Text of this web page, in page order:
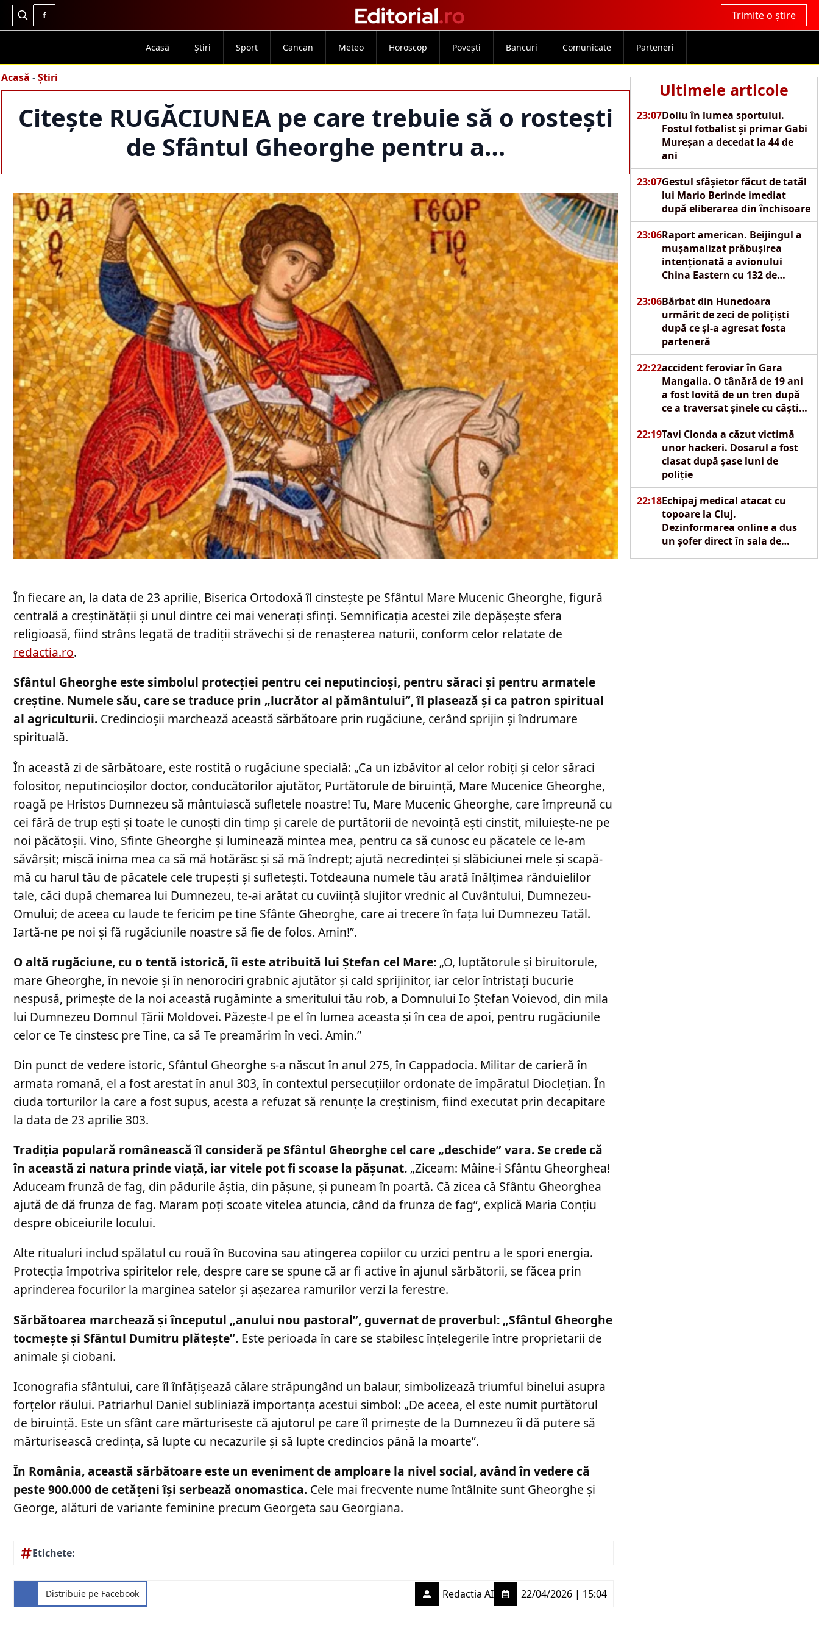
Search
Trimite o știre
Acasă Știri Sport Cancan Meteo Horoscop Povești Bancuri Comunicate Parteneri
Acasă -Știri
Citește RUGĂCIUNEA pe care trebuie să o rostești
de Sfântul Gheorghe pentru a…
Ultimele articole
23:07Doliu în lumea sportului.
Fostul fotbalist și primar Gabi
Mureșan a decedat la 44 de
ani
23:07Gestul sfâșietor făcut de tatăl
lui Mario Berinde imediat
după eliberarea din închisoare
23:06Raport american. Beijingul a
mușamalizat prăbușirea
intenționată a avionului
China Eastern cu 132 de
oameni la bord
23:06Bărbat din Hunedoara
urmărit de zeci de polițiști
după ce și-a agresat fosta
parteneră
22:22accident feroviar în Gara
Mangalia. O tânără de 19 ani
a fost lovită de un tren după
ce a traversat șinele cu căștin
urechi
22:19Tavi Clonda a căzut victimă
unor hackeri. Dosarul a fost
clasat după șase luni de
poliție
22:18Echipaj medical atacat cu
topoare la Cluj.
Dezinformarea online a dus
un șofer direct în sala de
operație
În fiecare an, la data de 23 aprilie, Biserica Ortodoxă îl cinstește pe Sfântul Mare Mucenic Gheorghe, figură
centrală a creștinătății și unul dintre cei mai venerați sfinți. Semnificația acestei zile depășește sfera
religioasă, fiind strâns legată de tradiții străvechi și de renașterea naturii, conform celor relatate de
redactia.ro.
Sfântul Gheorghe este simbolul protecției pentru cei neputincioși, pentru săraci și pentru armatele
creștine. Numele său, care se traduce prin „lucrător al pământului”, îl plasează și ca patron spiritual
al agriculturii. Credincioșii marchează această sărbătoare prin rugăciune, cerând sprijin și îndrumare
spirituală.
În această zi de sărbătoare, este rostită o rugăciune specială: „Ca un izbăvitor al celor robiţi şi celor săraci
folositor, neputincioşilor doctor, conducătorilor ajutător, Purtătorule de biruinţă, Mare Mucenice Gheorghe,
roagă pe Hristos Dumnezeu să mântuiască sufletele noastre! Tu, Mare Mucenic Gheorghe, care împreună cu
cei fără de trup ești și toate le cunoști din timp și carele de purtătorii de nevoință ești cinstit, miluiește-ne pe
noi păcătoșii. Vino, Sfinte Gheorghe și luminează mintea mea, pentru ca să cunosc eu păcatele ce le-am
săvârșit; mișcă inima mea ca să mă hotărăsc și să mă îndrept; ajută necredinței și slăbiciunei mele și scapă-
mă cu harul tău de păcatele cele trupești și sufletești. Totdeauna numele tău arată înălțimea rânduielilor
tale, căci după chemarea lui Dumnezeu, te-ai arătat cu cuviință slujitor vrednic al Cuvântului, Dumnezeu-
Omului; de aceea cu laude te fericim pe tine Sfânte Gheorghe, care ai trecere în fața lui Dumnezeu Tatăl.
Iartă-ne pe noi și fă rugăciunile noastre să fie de folos. Amin!”.
O altă rugăciune, cu o tentă istorică, îi este atribuită lui Ștefan cel Mare: „O, luptătorule și biruitorule,
mare Gheorghe, în nevoie și în nenorociri grabnic ajutător și cald sprijinitor, iar celor întristați bucurie
nespusă, primește de la noi această rugăminte a smeritului tău rob, a Domnului Io Ştefan Voievod, din mila
lui Dumnezeu Domnul Ţării Moldovei. Păzeşte-l pe el în lumea aceasta şi în cea de apoi, pentru rugăciunile
celor ce Te cinstesc pre Tine, ca să Te preamărim în veci. Amin.”
Din punct de vedere istoric, Sfântul Gheorghe s-a născut în anul 275, în Cappadocia. Militar de carieră în
armata romană, el a fost arestat în anul 303, în contextul persecuțiilor ordonate de împăratul Dioclețian. În
ciuda torturilor la care a fost supus, acesta a refuzat să renunțe la creștinism, fiind executat prin decapitare
la data de 23 aprilie 303.
Tradiția populară românească îl consideră pe Sfântul Gheorghe cel care „deschide” vara. Se crede că
în această zi natura prinde viață, iar vitele pot fi scoase la pășunat. „Ziceam: Mâine-i Sfântu Gheorghea!
Aduceam frunză de fag, din pădurile ăștia, din pășune, și puneam în poartă. Că zicea că Sfântu Gheorghea
ajută de dă frunza de fag. Maram poți scoate vitelea atuncia, când da frunza de fag”, explică Maria Conţiu
despre obiceiurile locului.
Alte ritualuri includ spălatul cu rouă în Bucovina sau atingerea copiilor cu urzici pentru a le spori energia.
Protecția împotriva spiritelor rele, despre care se spune că ar fi active în ajunul sărbătorii, se făcea prin
aprinderea focurilor la marginea satelor și așezarea ramurilor verzi la ferestre.
Sărbătoarea marchează și începutul „anului nou pastoral”, guvernat de proverbul: „Sfântul Gheorghe
tocmește și Sfântul Dumitru plătește”. Este perioada în care se stabilesc înțelegerile între proprietarii de
animale și ciobani.
Iconografia sfântului, care îl înfățișează călare străpungând un balaur, simbolizează triumful binelui asupra
forțelor răului. Patriarhul Daniel subliniază importanța acestui simbol: „De aceea, el este numit purtătorul
de biruinţă. Este un sfânt care mărturiseşte că ajutorul pe care îl primeşte de la Dumnezeu îi dă putere să
mărturisească credinţa, să lupte cu necazurile şi să lupte credincios până la moarte”.
În România, această sărbătoare este un eveniment de amploare la nivel social, având în vedere că
peste 900.000 de cetățeni își serbează onomastica. Cele mai frecvente nume întâlnite sunt Gheorghe și
George, alături de variante feminine precum Georgeta sau Georgiana.
Etichete:
Distribuie pe Facebook Redactia AI 22/04/2026 | 15:04